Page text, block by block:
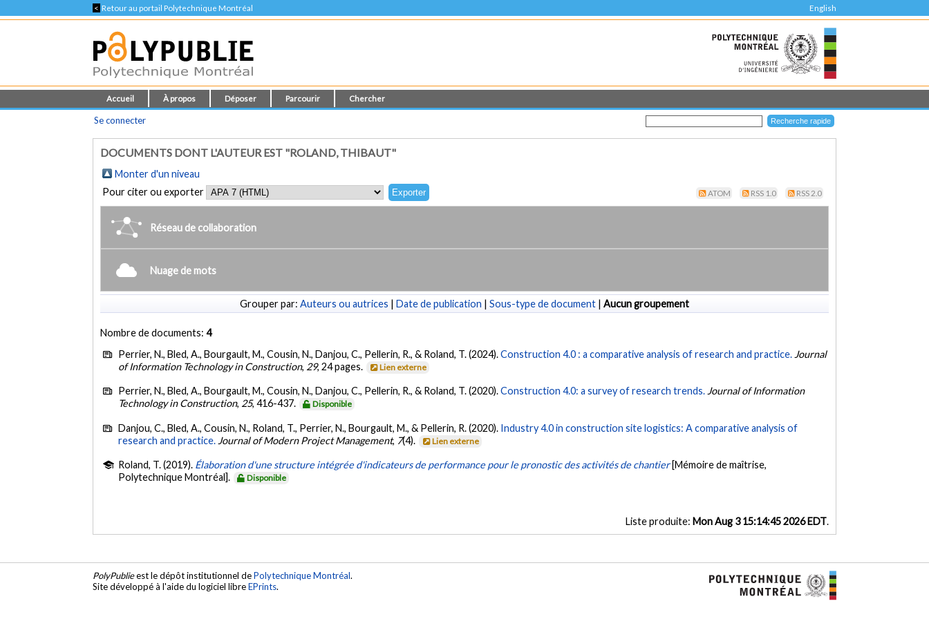
< Retour au portail Polytechnique Montréal English
Accueil À propos Déposer Parcourir Chercher
Se connecter
DOCUMENTS DONT L'AUTEUR EST "ROLAND, THIBAUT"
Monter d'un niveau
Pour citer ou exporter
ATOM RSS 1.0 RSS 2.0
Réseau de collaboration
Nuage de mots
Grouper par: Auteurs ou autrices | Date de publication | Sous-type de document | Aucun groupement
Nombre de documents:4
Perrier, N., Bled, A., Bourgault, M., Cousin, N., Danjou, C., Pellerin, R., & Roland, T. (2024).Construction 4.0 : a comparative analysis of research and practice. Journal
of Information Technology in Construction, 29, 24 pages. Lien externe
Perrier, N., Bled, A., Bourgault, M., Cousin, N., Danjou, C., Pellerin, R., & Roland, T. (2020).Construction 4.0: a survey of research trends. Journal of Information
Technology in Construction, 25, 416-437. Disponible
Danjou, C., Bled, A., Cousin, N., Roland, T., Perrier, N., Bourgault, M., & Pellerin, R. (2020). Industry 4.0 in construction site logistics: A comparative analysis of
research and practice. Journal of Modern Project Management, 7(4). Lien externe
Roland, T. (2019). Élaboration d'une structure intégrée d'indicateurs de performance pour le pronostic des activités de chantier [Mémoire de maîtrise,
Polytechnique Montréal].
Disponible
Liste produite: Mon Aug 3 15:14:45 2026 EDT.
PolyPublieest le dépôt institutionnel dePolytechnique Montréal.
Site développé à l'aide du logiciel libreEPrints.